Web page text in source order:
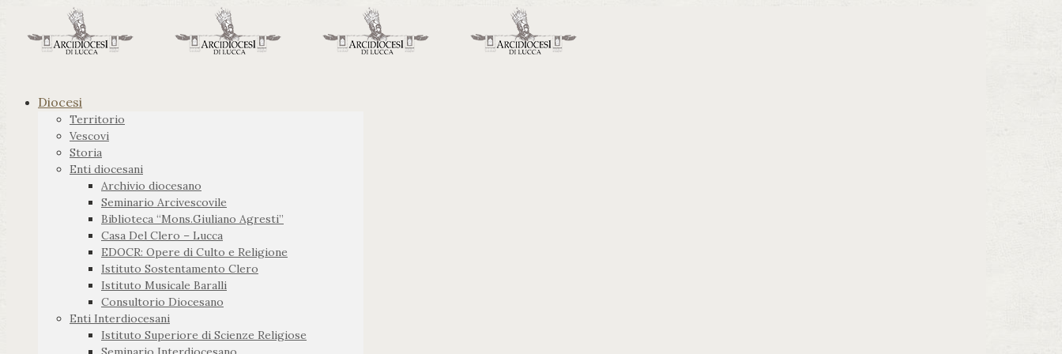
Diocesi
Territorio
Vescovi
Storia
Enti diocesani
Archivio diocesano
Seminario Arcivescovile
Biblioteca “Mons.Giuliano Agresti”
Casa Del Clero – Lucca
EDOCR: Opere di Culto e Religione
Istituto Sostentamento Clero
Istituto Musicale Baralli
Consultorio Diocesano
Enti Interdiocesani
Istituto Superiore di Scienze Religiose